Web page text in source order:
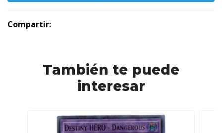
Compartir:
También te puede
interesar